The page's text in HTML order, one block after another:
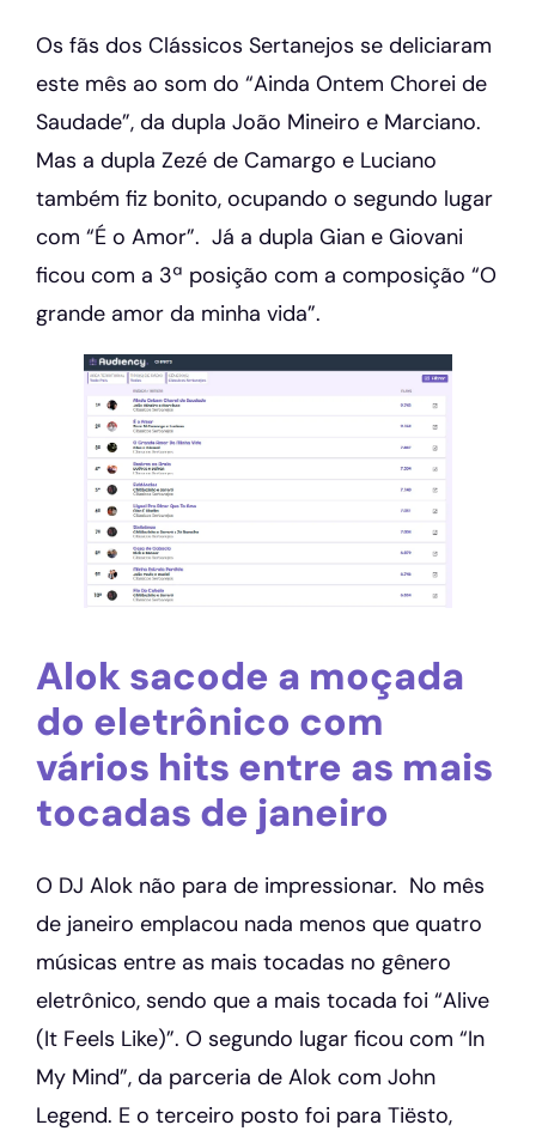
Os fãs dos Clássicos Sertanejos se deliciaram
este mês ao som do “Ainda Ontem Chorei de
Saudade”, da dupla João Mineiro e Marciano.
Mas a dupla Zezé de Camargo e Luciano
também fiz bonito, ocupando o segundo lugar
com “É o Amor”. Já a dupla Gian e Giovani
ficou com a 3ª posição com a composição “O
grande amor da minha vida”.
Alok sacode a moçada
do eletrônico com
vários hits entre as mais
tocadas de janeiro
O DJ Alok não para de impressionar. No mês
de janeiro emplacou nada menos que quatro
músicas entre as mais tocadas no gênero
eletrônico, sendo que a mais tocada foi “Alive
(It Feels Like)”. O segundo lugar ficou com “In
My Mind”, da parceria de Alok com John
Legend. E o terceiro posto foi para Tiësto,